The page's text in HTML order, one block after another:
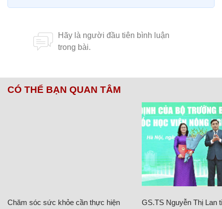
CÓ THỂ BẠN QUAN TÂM
Chăm sóc sức khỏe cần thực hiện
GS.TS Nguyễn Thị Lan